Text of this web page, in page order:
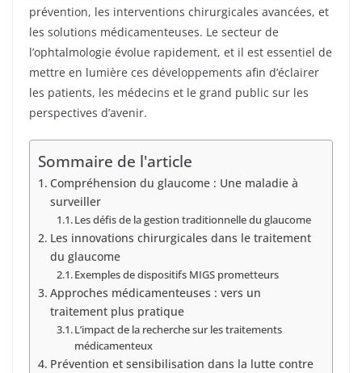
prévention, les interventions chirurgicales avancées, et
les solutions médicamenteuses. Le secteur de
l’ophtalmologie évolue rapidement, et il est essentiel de
mettre en lumière ces développements afin d’éclairer
les patients, les médecins et le grand public sur les
perspectives d’avenir.
Sommaire de l'article
Compréhension du glaucome : Une maladie à
surveiller
Les défis de la gestion traditionnelle du glaucome
Les innovations chirurgicales dans le traitement
du glaucome
Exemples de dispositifs MIGS prometteurs
Approches médicamenteuses : vers un
traitement plus pratique
L’impact de la recherche sur les traitements
médicamenteux
Prévention et sensibilisation dans la lutte contre